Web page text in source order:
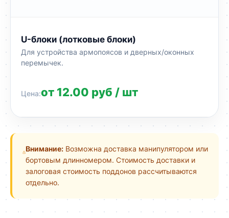
U-блоки (лотковые блоки)
Для устройства армопоясов и дверных/оконных
перемычек.
от 12.00 руб / шт
Внимание: Возможна доставка манипулятором или
бортовым длинномером. Стоимость доставки и
залоговая стоимость поддонов рассчитываются
отдельно.